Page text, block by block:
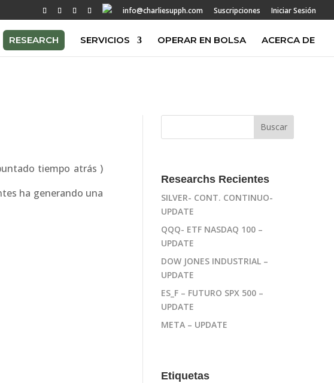
info@charliesupph.com Suscripciones Iniciar Sesión
RESEARCH SERVICIOS OPERAR EN BOLSA ACERCA DE
tiempo atrás )
ha generando una
Researchs Recientes
SILVER- CONT. CONTINUO-
UPDATE
QQQ- ETF NASDAQ 100 –
UPDATE
DOW JONES INDUSTRIAL –
UPDATE
ES_F – FUTURO SPX 500 –
UPDATE
META – UPDATE
Etiquetas